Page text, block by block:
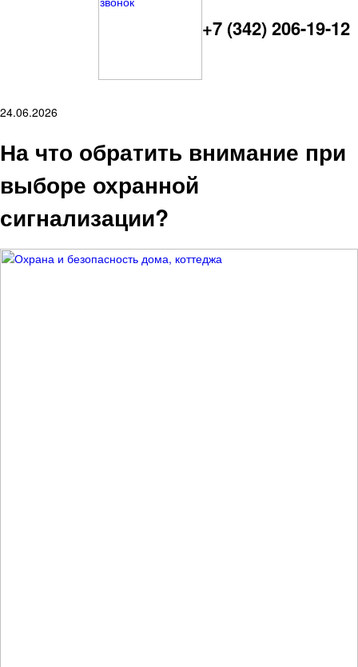
+7 (342) 206-19-12
24.06.2026
На что обратить внимание при
выборе охранной
сигнализации?